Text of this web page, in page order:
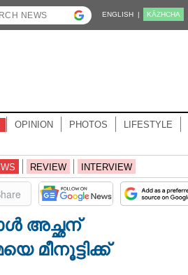
ENGLISH | KĀZHCHA
OPINION PHOTOS LIFESTYLE
REVIEW INTERVIEW
അച്ഛന്
മീനൂട്ടിക്ക്